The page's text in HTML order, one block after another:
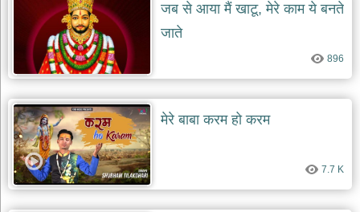
भजन
जोड़ें
bhajans
जब से आया मैं खाटू, मेरे काम ये बनते
जाते
896
मेरे बाबा करम हो करम
7.7 K